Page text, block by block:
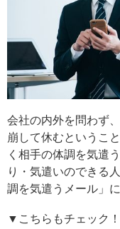
会社の内外を問わず
崩して休むというこ
く相手の体調を気遣
り・気遣いのできる
調を気遣うメール」
▼こちらもチェック！